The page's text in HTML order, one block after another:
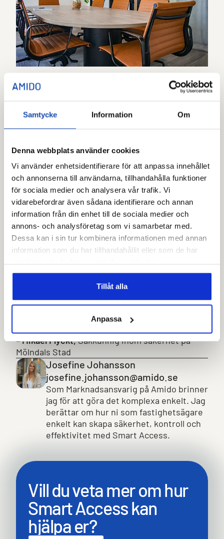
Samtycke Information Om
Denna webbplats använder cookies
Vi använder enhetsidentifierare för att anpassa innehållet
och annonserna till användarna, tillhandahålla funktioner
för sociala medier och analysera vår trafik. Vi
vidarebefordrar även sådana identifierare och annan
information från din enhet till de sociala medier och
annons- och analysföretag som vi samarbetar med.
Dessa kan i sin tur kombinera informationen med annan
information som du har tillhandahållit eller som de har
Tillåt alla
Anpassa
"Det största problemet vi
hade var att det låg kort
kvar, som ingen hade koll
på. Problemet löste sig
när vi skaffade Amido
Access, som skapar
ordning och reda. När en
anställning avslutas,
passerkorten att gälla
automatiskt."
– Mikael Flyckt,Sakkunnig inom säkerhet på
Mölndals Stad
Josefine Johansson
josefine.johansson@amido.se
Som Marknadsansvarig på Amido brinner
jag för att göra det komplexa enkelt. Jag
berättar om hur ni som fastighetsägare
enkelt kan skapa säkerhet, kontroll och
effektivitet med Smart Access.
Vill du veta mer om hur
Smart Access kan
hjälpa er?